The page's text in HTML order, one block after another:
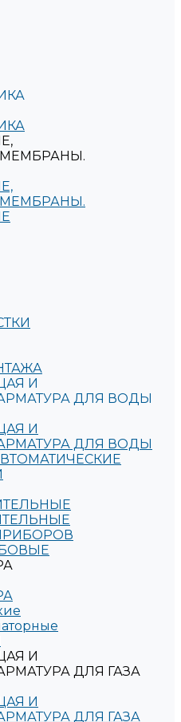
И
ДЛЯ ВОДЫ
И
ДЛЯ ВОДЫ
И
ДЛЯ ГАЗА
И
ДЛЯ ГАЗА